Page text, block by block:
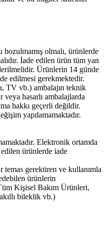
olmalı, ürünlerde
İade edilen ürün tüm yan
Ürünlerin 14 günde
edilmesi gerekmektedir.
TV vb.) ambalajın teknik
veya hasarlı ambalajlarda
hakkı geçerli değildir.
yapılamamaktadır.
Elektronik ortamda
ürünlerde iade
temas gerektiren ve kullanımla
ürünlerin
Kişisel Bakım Ürünleri,
bileklik vb.)